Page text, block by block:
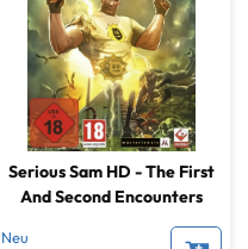
Serious Sam HD - The First
And Second Encounters
Neu